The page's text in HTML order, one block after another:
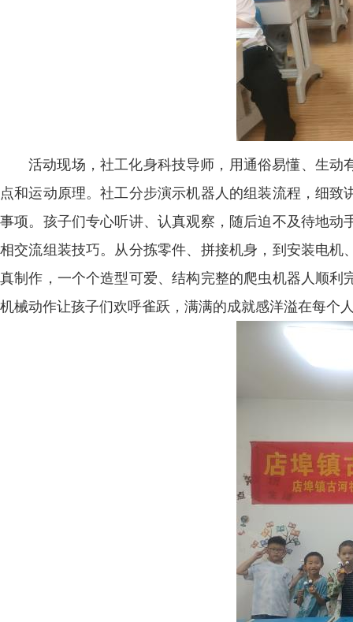
活动现场，社工化身科技导师，用通俗易懂、生
点和运动原理。社工分步演示机器人的组装流程，细
事项。孩子们专心听讲、认真观察，随后迫不及待地
相交流组装技巧。从分拣零件、拼接机身，到安装电
真制作，一个个造型可爱、结构完整的爬虫机器人顺
机械动作让孩子们欢呼雀跃，满满的成就感洋溢在每个